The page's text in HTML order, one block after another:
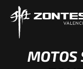
MOTOS